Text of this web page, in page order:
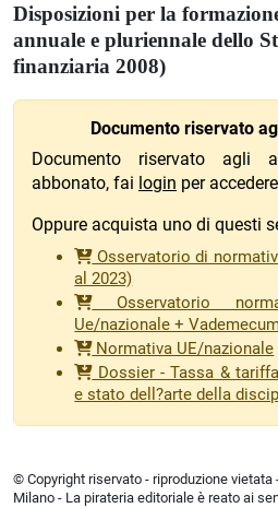
Disposizioni per la
annuale e pluriennale dello
finanziaria 2008)
Documento riservato
Documento riservato agli
abbonato, fai login per
Oppure acquista uno di questi
Osservatorio di
al 2023)
Osservatorio
Ue/nazionale +
Normativa UE/nazionale
Dossier - Tassa &
e stato dell?arte della
© Copyright riservato - riproduzione vietata
Milano - La pirateria editoriale è reato ai